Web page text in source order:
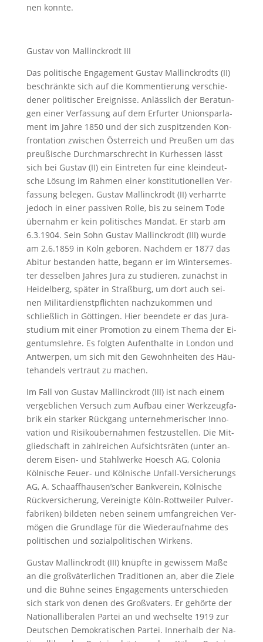
nen konn­te.
Gustav von Mallinckrodt III
Das po­li­ti­sche En­ga­ge­ment Gus­tav Mal­linck­rodts (II)
be­schränk­te sich auf die Kommentie­rung ver­schie­
de­ner po­li­ti­scher Er­eig­nis­se. An­läss­lich der Be­ra­tun­
gen ei­ner Ver­fas­sung auf dem Er­fur­ter Uni­ons­par­la­
ment im Jah­re 1850 und der sich zu­spit­zen­den Kon­
fron­ta­ti­on zwi­schen Ös­ter­reich und Preu­ßen um das
preu­ßi­sche Durch­marsch­recht in Kur­hes­sen lässt
sich bei Gus­tav (II) ein Ein­tre­ten für ei­ne klein­deut­
sche Lö­sung im Rah­men ei­ner kon­sti­tu­tio­nel­len Ver­
fas­sung be­le­gen. Gus­tav Mal­linck­rodt (II) ver­harr­te
je­doch in ei­ner pas­si­ven Rol­le, bis zu sei­nem To­de
über­nahm er kein po­li­ti­sches Man­dat. Er starb am
6.3.1904. Sein Sohn Gus­tav Mal­linck­rodt (III) wur­de
am 2.6.1859 in Köln gebo­ren. Nach­dem er 1877 das
Ab­itur be­stan­den hat­te, be­gann er im Win­ter­se­mes­
ter des­sel­ben Jah­res Ju­ra zu stu­die­ren, zu­nächst in
Hei­del­berg, spä­ter in Straß­burg, um dort auch sei­
nen Mi­li­tär­dienst­pflich­ten nach­zu­kom­men und
schlie­ß­lich in Göt­tin­gen. Hier be­en­de­te er das Ju­ra­
stu­di­um mit ei­ner Pro­mo­ti­on zu ei­nem The­ma der Ei­
gen­tums­leh­re. Es folg­ten Auf­ent­hal­te in Lon­don und
Ant­wer­pen, um sich mit den Ge­wohn­hei­ten des Häu­
te­han­dels ver­traut zu ma­chen.
Im Fall von Gus­tav Mal­linck­rodt (III) ist nach ei­nem
ver­geb­li­chen Ver­such zum Auf­bau ei­ner Werk­zeug­fa­
brik ein star­ker Rück­gang un­ter­neh­me­ri­scher In­no­
va­ti­on und Risikoüber­nah­men fest­zu­stel­len. Die Mit­
glied­schaft in zahl­rei­chen Auf­sichts­rä­ten (un­ter an­
de­rem Ei­sen- und Stahl­wer­ke Hoesch AG, Co­lo­nia
Köl­ni­sche Feu­er- und Köl­ni­sche Un­fall-Ver­si­che­rungs
AG, A. Schaaff­hau­sen’scher Bank­ver­ein, Köl­ni­sche
Rückversicherung, Ver­ei­nig­te Köln-Rott­wei­ler Pul­ver­
fa­bri­ken) bil­de­ten ne­ben sei­nem um­fang­rei­chen Ver­
mö­gen die Grund­la­ge für die Wie­der­auf­nah­me des
po­li­ti­schen und so­zi­al­po­li­ti­schen Wir­kens.
Gus­tav Mal­linck­rodt (III) knüpf­te in ge­wis­sem Ma­ße
an die gro­ßvä­ter­li­chen Tra­di­tio­nen an, aber die Zie­le
und die Büh­ne sei­nes En­ga­ge­ments un­ter­schie­den
sich stark von denen des Gro­ßva­ters. Er ge­hör­te der
Na­tio­nal­li­be­ra­len Par­tei an und wech­sel­te 1919 zur
Deut­schen De­mo­kra­ti­schen Par­tei. In­ner­halb der Na­